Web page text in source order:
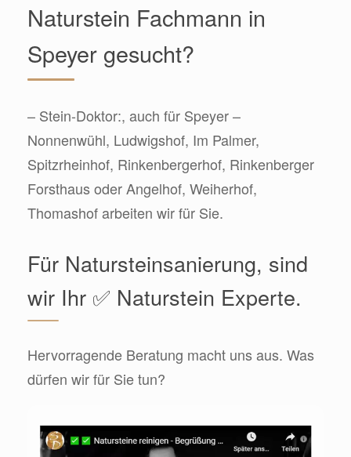
Naturstein Fachmann in
Speyer gesucht?
– Stein-Doktor:, auch für Speyer –
Nonnenwühl, Ludwigshof, Im Palmer,
Spitzrheinhof, Rinkenbergerhof, Rinkenberger
Forsthaus oder Angelhof, Weiherhof,
Thomashof arbeiten wir für Sie.
Für Natursteinsanierung, sind
wir Ihr ✅ Naturstein Experte.
Hervorragende Beratung macht uns aus. Was
dürfen wir für Sie tun?